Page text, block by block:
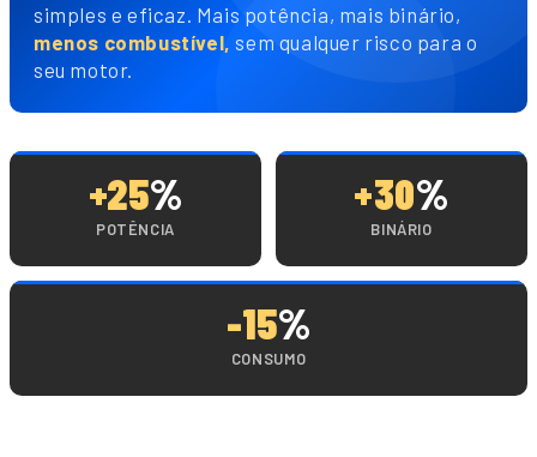
simples e eficaz. Mais potência, mais binário,
menos combustível, sem qualquer risco para o
seu motor.
+25%
POTÊNCIA
+30%
BINÁRIO
-15%
CONSUMO